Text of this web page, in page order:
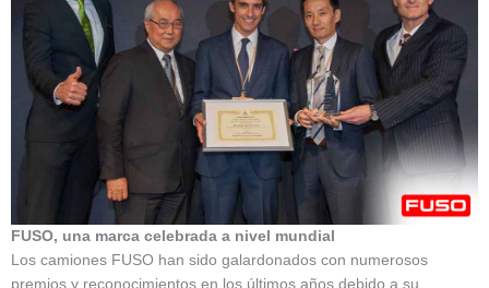
FUSO, una marca celebrada a nivel mundial
Los camiones FUSO han sido galardonados con numerosos
premios y reconocimientos en los últimos años debido a su